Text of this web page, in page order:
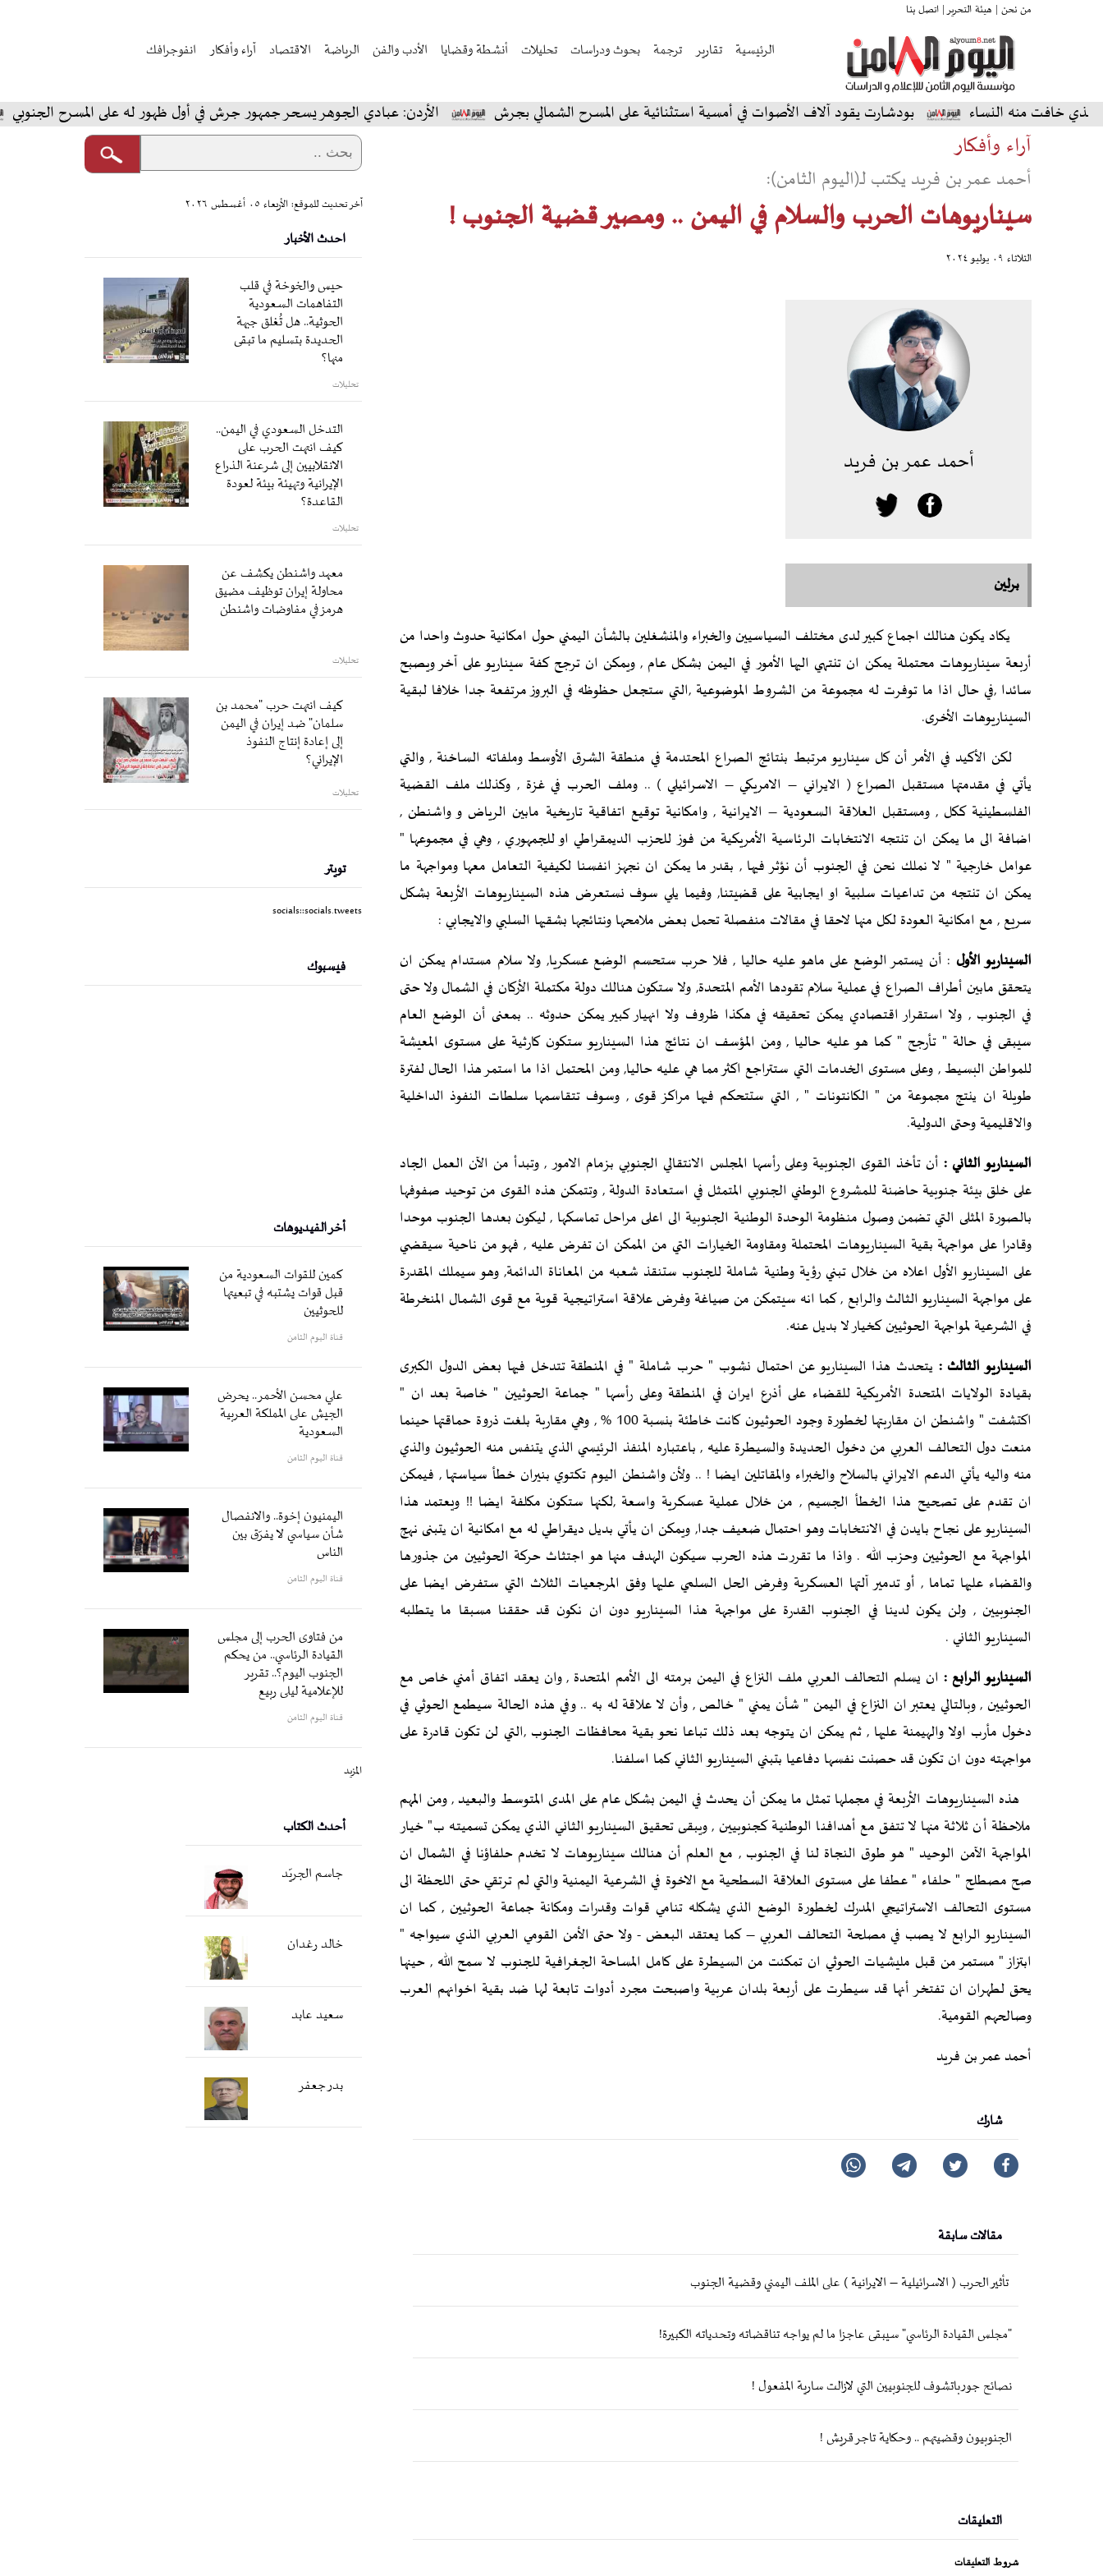
من نحن | هيئة التحرير | اتصل بنا
الرئيسية تقارير ترجمة بحوث ودراسات تحليلات أنشطة وقضايا الأدب والفن الرياضة الاقتصاد آراء وأفكار انفوجرافك
منه النساء بودشارت يقود آلاف الأصوات في أمسية استثنائية على المسرح الشمالي بجرش الأردن: عبادي الجوهر يسحر جمهور جرش في أول ظهور له على المسرح الجنوبي
آراء وأفكار
أحمد عمر بن فريد يكتب لـ(اليوم الثامن):
سيناريوهات الحرب والسلام في اليمن .. ومصير قضية الجنوب !
الثلاثاء ٠٩ يوليو ٢٠٢٤
أحمد عمر بن فريد
برلين
يكاد يكون هنالك اجماع كبير لدى مختلف السياسيين والخبراء والمنشغلين بالشأن اليمني حول امكانية حدوث واحدا من
أربعة سيناريوهات محتملة يمكن ان تنتهي اليها الأمور في اليمن بشكل عام , ويمكن ان ترجح كفة سيناريو على آخر ويصبح
سائدا ,في حال اذا ما توفرت له مجموعة من الشروط الموضوعية ,التي ستجعل حظوظه في البروز مرتفعة جدا خلافا لبقية
السيناريوهات الأخرى.
لكن الأكيد في الأمر أن كل سيناريو مرتبط بنتائج الصراع المحتدمة في منطقة الشرق الأوسط وملفاته الساخنة , والتي
يأتي في مقدمتها مستقبل الصراع ( الايراني – الامريكي – الاسرائيلي ) .. وملف الحرب في غزة , وكذلك ملف القضية
الفلسطينية ككل , ومستقبل العلاقة السعودية – الايرانية , وامكانية توقيع اتفاقية تاريخية مابين الرياض و واشنطن ,
اضافة الى ما يمكن ان تنتجه الانتخابات الرئاسية الأمريكية من فوز للحزب الديمقراطي او للجمهوري , وهي في مجموعها "
عوامل خارجية " لا نملك نحن في الجنوب أن نؤثر فيها , بقدر ما يمكن ان نجهز انفسنا لكيفية التعامل معها ومواجهة ما
يمكن ان تنتجه من تداعيات سلبية او ايجابية على قضيتنا, وفيما يلي سوف نستعرض هذه السيناريوهات الأربعة بشكل
سريع , مع امكانية العودة لكل منها لاحقا في مقالات منفصلة تحمل بعض ملامحها ونتائجها بشقيها السلبي والايجابي :
السيناريو الأول : أن يستمر الوضع على ماهو عليه حاليا , فلا حرب ستحسم الوضع عسكريا, ولا سلام مستدام يمكن ان
يتحقق مابين أطراف الصراع في عملية سلام تقودها الأمم المتحدة, ولا ستكون هنالك دولة مكتملة الأركان في الشمال ولا حتى
في الجنوب , ولا استقرار اقتصادي يمكن تحقيقه في هكذا ظروف ولا انهيار كبير يمكن حدوثه .. بمعنى أن الوضع العام
سيبقى في حالة " تأرجح " كما هو عليه حاليا , ومن المؤسف ان نتائج هذا السيناريو ستكون كارثية على مستوى المعيشة
للمواطن البسيط , وعلى مستوى الخدمات التي ستتراجع اكثر مما هي عليه حاليا, ومن المحتمل اذا ما استمر هذا الحال لفترة
طويلة ان ينتج مجموعة من " الكانتونات " , التي ستتحكم فيها مراكز قوى , وسوف تتقاسمها سلطات النفوذ الداخلية
والاقليمية وحتى الدولية.
السيناريو الثاني : أن تأخذ القوى الجنوبية وعلى رأسها المجلس الانتقالي الجنوبي بزمام الامور , وتبدأ من الآن العمل الجاد
على خلق بيئة جنوبية حاضنة للمشروع الوطني الجنوبي المتمثل في استعادة الدولة , وتتمكن هذه القوى من توحيد صفوفها
بالصورة المثلى التي تضمن وصول منظومة الوحدة الوطنية الجنوبية الى اعلى مراحل تماسكها , ليكون بعدها الجنوب موحدا
وقادرا على مواجهة بقية السيناريوهات المحتملة ومقاومة الخيارات التي من الممكن ان تفرض عليه , فهو من ناحية سيقضي
على السيناريو الأول اعلاه من خلال تبني رؤية وطنية شاملة للجنوب ستنقذ شعبه من المعاناة الدائمة, وهو سيملك المقدرة
على مواجهة السيناريو الثالث والرابع , كما انه سيتمكن من صياغة وفرض علاقة استراتيجية قوية مع قوى الشمال المنخرطة
في الشرعية لمواجهة الحوثيين كخيار لا بديل عنه.
السيناريو الثالث : يتحدث هذا السيناريو عن احتمال نشوب " حرب شاملة " في المنطقة تتدخل فيها بعض الدول الكبرى
بقيادة الولايات المتحدة الأمريكية للقضاء على أذرع ايران في المنطقة وعلى رأسها " جماعة الحوثيين " خاصة بعد ان "
اكتشفت " واشنطن ان مقاربتها لخطورة وجود الحوثيون كانت خاطئة بنسبة 100 % , وهي مقاربة بلغت ذروة حماقتها حينما
منعت دول التحالف العربي من دخول الحديدة والسيطرة عليه , باعتباره المنفذ الرئيسي الذي يتنفس منه الحوثيون والذي
منه واليه يأتي الدعم الايراني بالسلاح والخبراء والمقاتلين ايضا ! .. ولأن واشنطن اليوم تكتوي بنيران خطأ سياستها , فيمكن
ان تقدم على تصحيح هذا الخطأ الجسيم , من خلال عملية عسكرية واسعة ,لكنها ستكون مكلفة ايضا !! ويعتمد هذا
السيناريو على نجاح بايدن في الانتخابات وهو احتمال ضعيف جدا, ويمكن ان يأتي بديل ديقراطي له مع امكانية ان يتبنى نهج
المواجهة مع الحوثيين وحزب الله . واذا ما تقررت هذه الحرب سيكون الهدف منها هو اجتثاث حركة الحوثيين من جذورها
والقضاء عليها تماما , أو تدمير آلتها العسكرية وفرض الحل السلمي عليها وفق المرجعيات الثلاث التي ستفرض ايضا على
الجنوبيين , ولن يكون لدينا في الجنوب القدرة على مواجهة هذا السيناريو دون ان نكون قد حققنا مسبقا ما يتطلبه
السيناريو الثاني .
السيناريو الرابع :ان يسلم التحالف العربي ملف النزاع في اليمن برمته الى الأمم المتحدة , وان يعقد اتفاق أمني خاص مع
الحوثيين , وبالتالي يعتبر ان النزاع في اليمن " شأن يمني " خالص , وأن لا علاقة له به .. وفي هذه الحالة سيطمع الحوثي في
دخول مأرب اولا والهيمنة عليها , ثم يمكن ان يتوجه بعد ذلك تباعا نحو بقية محافظات الجنوب ,التي لن تكون قادرة على
مواجهته دون ان تكون قد حصنت نفسها دفاعيا بتبني السيناريو الثاني كما اسلفنا.
هذه السيناريوهات الأربعة في مجملها تمثل ما يمكن أن يحدث في اليمن بشكل عام على المدى المتوسط والبعيد , ومن المهم
ملاحظة أن ثلاثة منها لا تتفق مع أهدافنا الوطنية كجنوبيين , ويبقى تحقيق السيناريو الثاني الذي يمكن تسميته ب" خيار
المواجهة الآمن الوحيد " هو طوق النجاة لنا في الجنوب , مع العلم أن هنالك سيناريوهات لا تخدم حلفاؤنا في الشمال ان
صح مصطلح " حلفاء " عطفا على مستوى العلاقة السطحية مع الاخوة في الشرعية اليمنية والتي لم ترتقي حتى اللحظة الى
مستوى التحالف الاستراتيجي المدرك لخطورة الوضع الذي يشكله تنامي قوات وقدرات ومكانة جماعة الحوثيين , كما ان
السيناريو الرابع لا يصب في مصلحة التحالف العربي – كما يعتقد البعض - ولا حتى الأمن القومي العربي الذي سيواجه "
ابتزاز " مستمر من قبل مليشيات الحوثي ان تمكنت من السيطرة على كامل المساحة الجغرافية للجنوب لا سمح الله , حينها
يحق لطهران ان تفتخر أنها قد سيطرت على أربعة بلدان عربية واصبحت مجرد أدوات تابعة لها ضد بقية اخوانهم العرب
وصالحهم القومية.
أحمد عمر بن فريد
شارك
مقالات سابقة
تأثير الحرب ( الاسرائيلية – الايرانية ) على الملف اليمني وقضية الجنوب
"مجلس القيادة الرئاسي" سيبقى عاجزا ما لم يواجه تناقضاته وتحدياته الكبيرة!
نصائح جورباتشوف للجنوبيين التي لازالت سارية المفعول !
الجنوبيون وقضيتهم .. وحكاية تاجر قريش !
التعليقات
شروط التعليقات
آخر تحديث للموقع: الأربعاء ٠٥ أغسطس ٢٠٢٦
احدث الأخبار
حيس والخوخة في قلب
التفاهمات السعودية
الحوثية.. هل تُغلق جبهة
الحديدة بتسليم ما تبقى
منها؟
تحليلات
التدخل السعودي في اليمن..
كيف انتهت الحرب على
الانقلابيين إلى شرعنة الذراع
الإيرانية وتهيئة بيئة لعودة
القاعدة؟
تحليلات
معهد واشنطن يكشف عن
محاولة إيران توظيف مضيق
هرمز في مفاوضات واشنطن
تحليلات
كيف انتهت حرب "محمد بن
سلمان" ضد إيران في اليمن
إلى إعادة إنتاج النفوذ
الإيراني؟
تحليلات
تويتر
socials::socials.tweets
فيسبوك
أخر الفيديوهات
كمين للقوات السعودية من
قبل قوات يشتبه في تبعيتها
للحوثيين
قناة اليوم الثامن
علي محسن الأحمر.. يحرض
الجيش على المملكة العربية
السعودية
قناة اليوم الثامن
اليمنيون إخوة.. والانفصال
شأن سياسي لا يفرّق بين
الناس
قناة اليوم الثامن
من فتاوى الحرب إلى مجلس
القيادة الرئاسي.. من يحكم
الجنوب اليوم؟.. تقرير
للإعلامية ليلى ربيع
قناة اليوم الثامن
المزيد
أحدث الكتاب
جاسم الجريّد
خالد رغدان
سعید عابد
بدر جعفر